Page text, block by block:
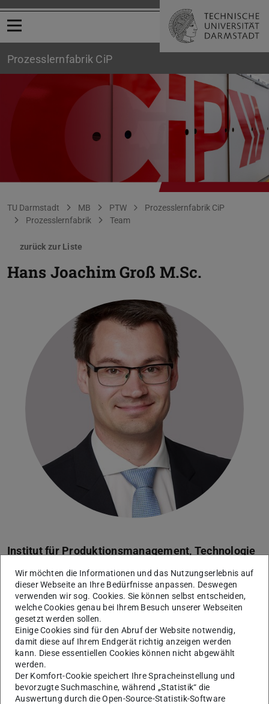
Menü öffnen
Prozesslernfabrik CiP
Sie befinden sich hier:
TU Darmstadt MB PTW
Prozesslernfabrik CiP
Prozesslernfabrik
Team
zurück zur Liste
Hans Joachim Groß M.Sc.
Institut für Produktionsmanagement, Technologie
CiP | Center für industrielle Produktivität
Kontakt
J.Gross@PTW.TU-Darmstadt.de
+49 6151 8229-632
+49 6151 8229-675
L1|01 231
Wir möchten die Informationen und das Nutzungserlebnis auf
dieser Webseite an Ihre Bedürfnisse anpassen. Deswegen
verwenden wir sog. Cookies. Sie können selbst entscheiden,
welche Cookies genau bei Ihrem Besuch unserer Webseiten
gesetzt werden sollen.
Einige Cookies sind für den Abruf der Website notwendig,
damit diese auf Ihrem Endgerät richtig anzeigen werden
kann. Diese essentiellen Cookies können nicht abgewählt
werden.
Der Komfort-Cookie speichert Ihre Spracheinstellung und
bevorzugte Suchmaschine, während „Statistik“ die
Auswertung durch die Open-Source-Statistik-Software